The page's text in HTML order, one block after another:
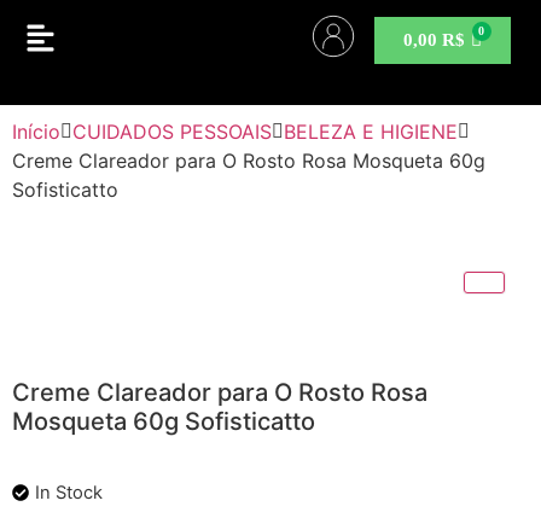
0,00R$
Início CUIDADOS PESSOAIS BELEZA E HIGIENE
Creme Clareador para O Rosto Rosa Mosqueta 60g
Sofisticatto
Creme Clareador para O Rosto Rosa
Mosqueta 60g Sofisticatto
In Stock